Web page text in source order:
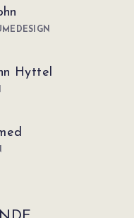
Hyttel